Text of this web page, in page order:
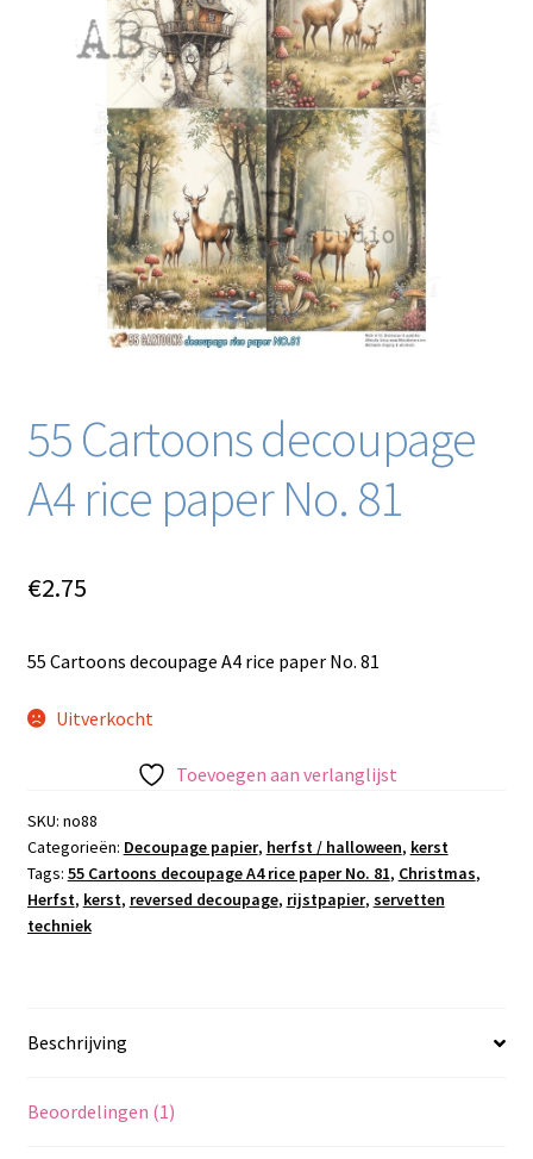
Blog / DIY / Tutorials
55 Cartoons decoupage
A4 rice paper No. 81
€2.75
55 Cartoons decoupage A4 rice paper No. 81
Uitverkocht
Toevoegen aan verlanglijst
SKU: no88
Categorieën: Decoupage papier, herfst / halloween, kerst
Tags: 55 Cartoons decoupage A4 rice paper No. 81, Christmas,
Herfst, kerst, reversed decoupage, rijstpapier, servetten
techniek
Beschrijving
Beoordelingen (1)